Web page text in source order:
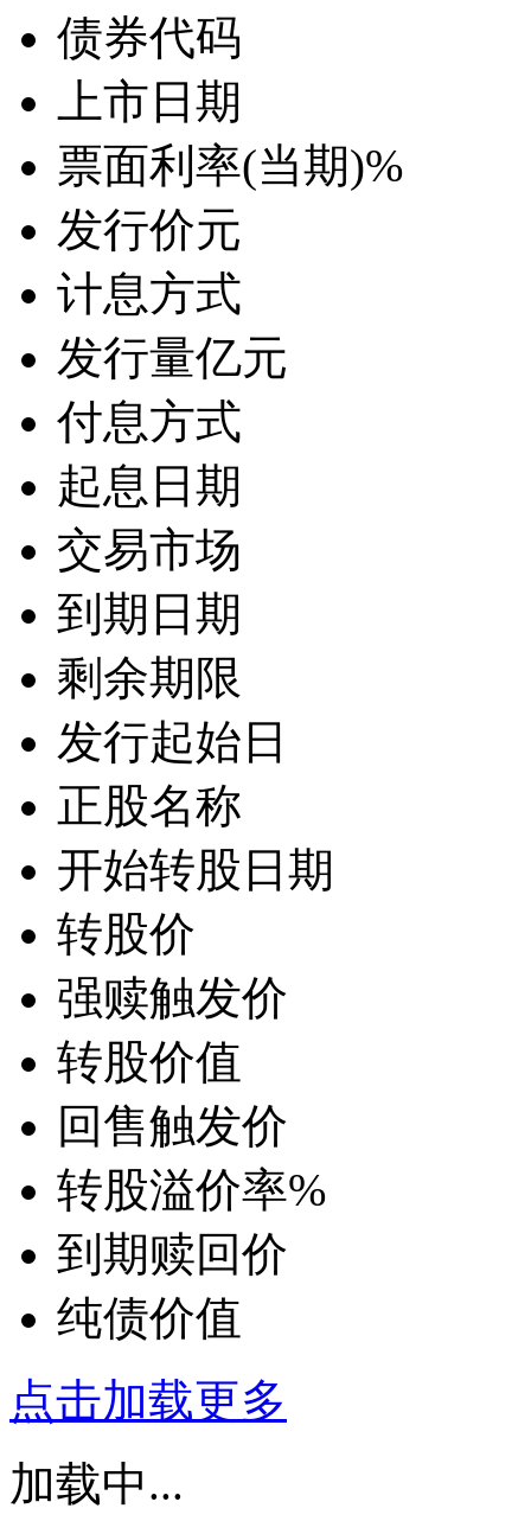
债券代码
上市日期
票面利率(当期)%
发行价元
计息方式
发行量亿元
付息方式
起息日期
交易市场
到期日期
剩余期限
发行起始日
正股名称
开始转股日期
转股价
强赎触发价
转股价值
回售触发价
转股溢价率%
到期赎回价
纯债价值
点击加载更多
加载中...